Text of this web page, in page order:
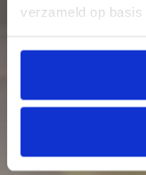
verzameld op basis